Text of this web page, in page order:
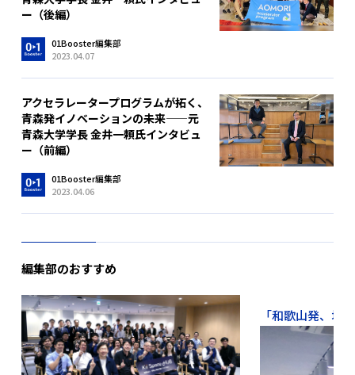
ー（後編）
01Booster編集部
2023.04.07
アクセラレータープログラムが拓く、
青森発イノベーションの未来——元
青森大学学長 金井一頼氏インタビュ
ー（前編）
01Booster編集部
2023.04.06
編集部のおすすめ
「和歌山発、地